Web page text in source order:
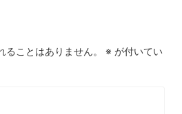
ることはありません。 ※ が付いてい